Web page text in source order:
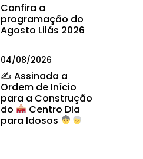
Confira a
programação do
Agosto Lilás 2026
04/08/2026
✍ Assinada a
Ordem de Início
para a Construção
do
Centro Dia
para Idosos